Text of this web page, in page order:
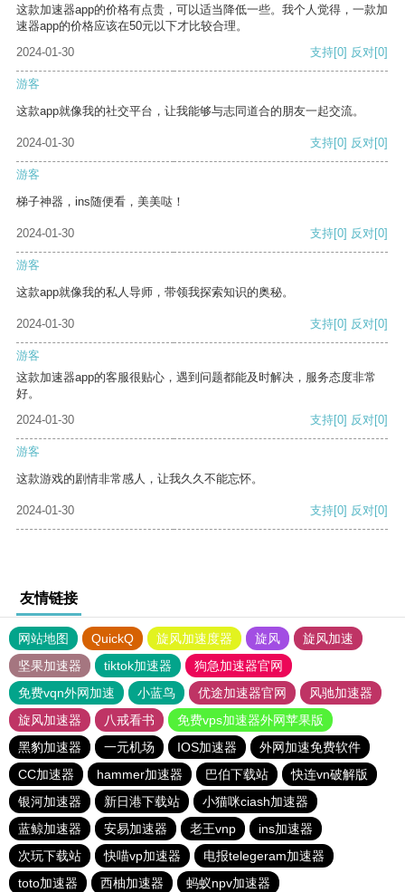
这款加速器app的价格有点贵，可以适当降低一些。我个人觉得，一款加
速器app的价格应该在50元以下才比较合理。
2024-01-30
支持[0] 反对[0]
游客
这款app就像我的社交平台，让我能够与志同道合的朋友一起交流。
2024-01-30 支持[0] 反对[0]
游客
梯子神器，ins随便看，美美哒！
2024-01-30 支持[0] 反对[0]
游客
这款app就像我的私人导师，带领我探索知识的奥秘。
2024-01-30 支持[0] 反对[0]
游客
这款加速器app的客服很贴心，遇到问题都能及时解决，服务态度非常
好。
2024-01-30
支持[0] 反对[0]
游客
这款游戏的剧情非常感人，让我久久不能忘怀。
2024-01-30 支持[0] 反对[0]
友情链接
网站地图 QuickQ 旋风加速度器 旋风
旋风加速
坚果加速器
tiktok加速器
狗急加速器官网
免费vqn外网加速
小蓝鸟 优途加速器官网
风驰加速器
旋风加速器
八戒看书
免费vps加速器外网苹果版
黑豹加速器
一元机场 IOS加速器
外网加速免费软件
CC加速器
hammer加速器 巴伯下载站
快连vn破解版
银河加速器
新日港下载站
小猫咪ciash加速器
蓝鲸加速器
安易加速器 老王vnp
ins加速器
次玩下载站
快喵vp加速器
电报telegeram加速器
toto加速器
西柚加速器 蚂蚁npv加速器